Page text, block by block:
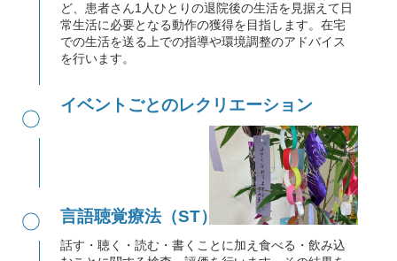
ど、患者さん1人ひとりの退院後の生活を見据えて日
常生活に必要となる動作の獲得を目指します。在宅
での生活を送る上での指導や環境調整のアドバイス
を行います。
● イベントごとのレクリエーション
● 言語聴覚療法（ST）
話す・聴く・読む・書くことに加え食べる・飲み込